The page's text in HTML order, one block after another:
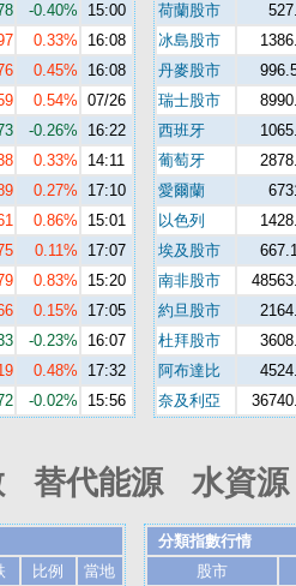
-0.40%
15:00
0.33%
16:08
0.45%
16:08
0.54% 07/26
-0.26%
16:22
0.33%
14:11
0.27%
17:10
0.86%
15:01
0.11%
17:07
0.83%
15:20
0.15%
17:05
-0.23%
16:07
0.48%
17:32
-0.02% 15:56
荷蘭股市
冰島股市
丹麥股市
瑞士股市
西班牙
葡萄牙
愛爾蘭
以色列
埃及股市
南非股市
約旦股市
杜拜股市
阿布達比
奈及利亞
替代能源 水資
比例
當地
分類指數行情
股市